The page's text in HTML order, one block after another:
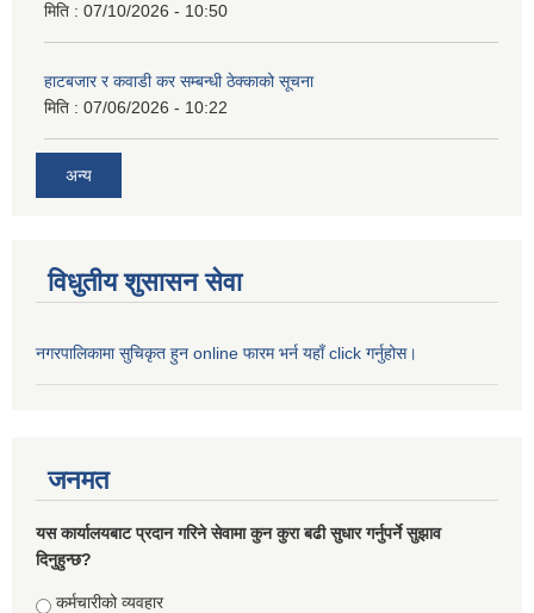
मिति : 07/10/2026 - 10:50
हाटबजार र कवाडी कर सम्बन्धी ठेक्काको सूचना
मिति : 07/06/2026 - 10:22
अन्य
विधुतीय शुसासन सेवा
नगरपालिकामा सुचिकृत हुन online फारम भर्न यहाँ click गर्नुहोस।
जनमत
यस कार्यालयबाट प्रदान गरिने सेवामा कुन कुरा बढी सुधार गर्नुपर्ने सुझाव
दिनुहुन्छ?
Choices
कर्मचारीको व्यवहार